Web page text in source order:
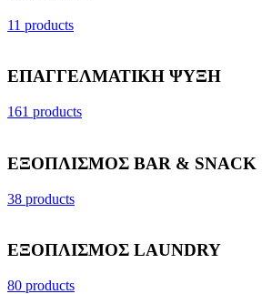
11 products
ΕΠΑΓΓΕΛΜΑΤΙΚΗ ΨΥΞΗ
161 products
ΕΞΟΠΛΙΣΜΟΣ BAR & SNACK
38 products
ΕΞΟΠΛΙΣΜΟΣ LAUNDRY
80 products